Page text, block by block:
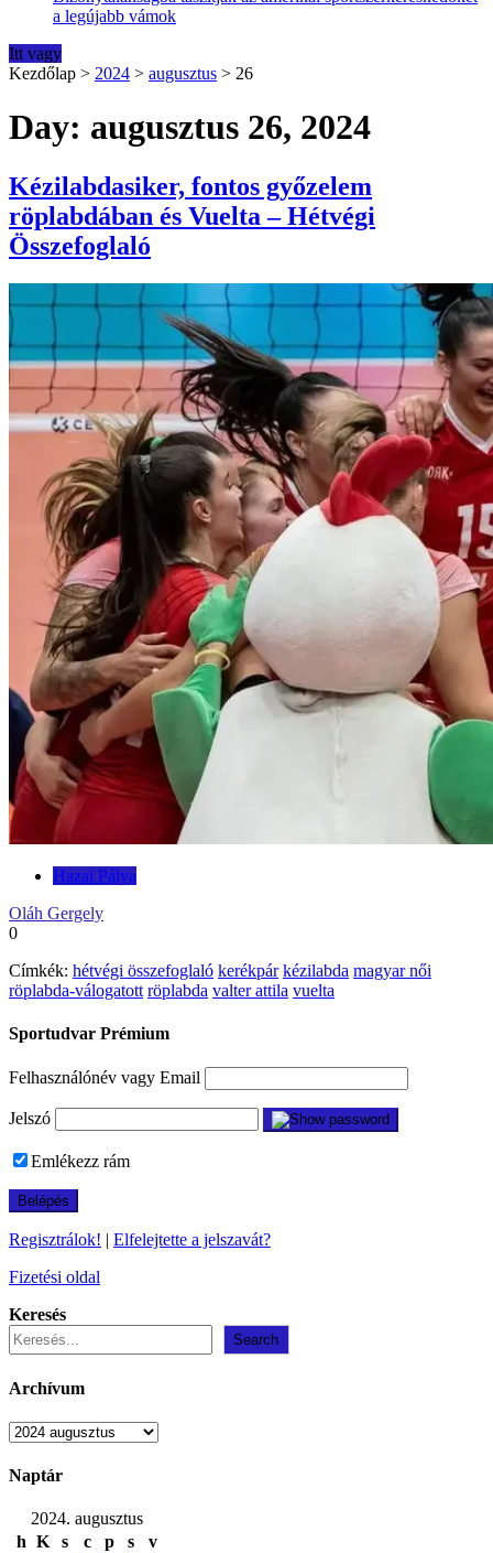
a legújabb vámok
Itt vagy
Kezdőlap > 2024 > augusztus > 26
Day: augusztus 26, 2024
Kézilabdasiker, fontos győzelem
röplabdában és Vuelta – Hétvégi
Összefoglaló
Hazai Pálya
Oláh Gergely
0
Címkék: hétvégi összefoglaló kerékpár kézilabda magyar női
röplabda-válogatott röplabda valter attila vuelta
Sportudvar Prémium
Felhasználónév vagy Email
Jelszó
Emlékezz rám
Regisztrálok! | Elfelejtette a jelszavát?
Fizetési oldal
Keresés
Search
Archívum
Archívum
Naptár
2024. augusztus
h K s c p s
v